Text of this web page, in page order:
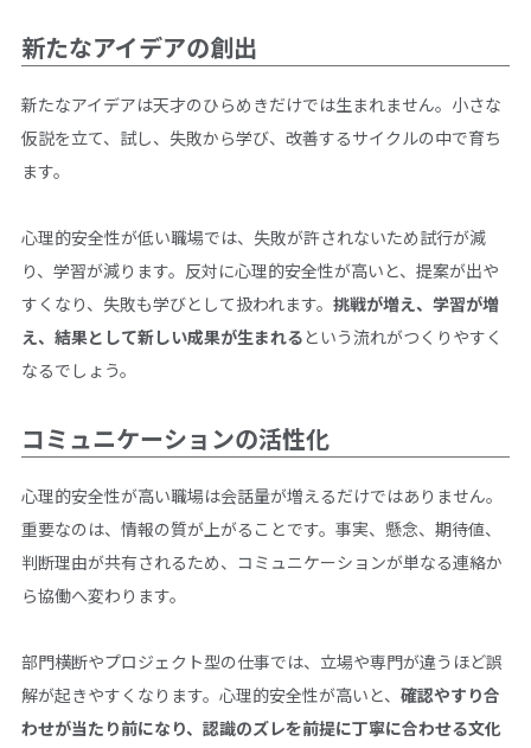
新たなアイデアの創出
新たなアイデアは天才のひらめきだけでは生まれません。小さな
仮説を立て、試し、失敗から学び、改善するサイクルの中で育ち
ます。
心理的安全性が低い職場では、失敗が許されないため試行が減
り、学習が減ります。反対に心理的安全性が高いと、提案が出や
すくなり、失敗も学びとして扱われます。 挑戦が増え、学習が増
え、結果として新しい成果が生まれる という流れがつくりやすく
なるでしょう。
コミュニケーションの活性化
心理的安全性が高い職場は会話量が増えるだけではありません。
重要なのは、情報の質が上がることです。事実、懸念、期待値、
判断理由が共有されるため、コミュニケーションが単なる連絡か
ら協働へ変わります。
部門横断やプロジェクト型の仕事では、立場や専門が違うほど誤
解が起きやすくなります。心理的安全性が高いと、 確認やすり合
わせが当たり前になり、認識のズレを前提に丁寧に合わせる文化